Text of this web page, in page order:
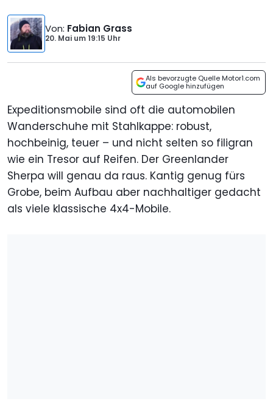
Von: Fabian Grass
20. Mai um19:15 Uhr
Als bevorzugte Quelle Motor1.com
auf Google hinzufügen
Expeditionsmobile sind oft die automobilen
Wanderschuhe mit Stahlkappe: robust,
hochbeinig, teuer – und nicht selten so filigran
wie ein Tresor auf Reifen. Der Greenlander
Sherpa will genau da raus. Kantig genug fürs
Grobe, beim Aufbau aber nachhaltiger gedacht
als viele klassische 4x4-Mobile.